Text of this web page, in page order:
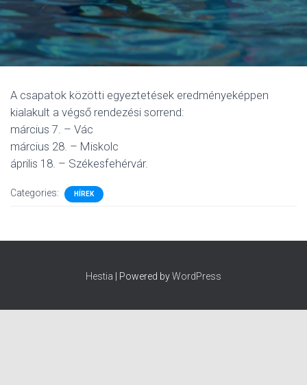
T
I
N
A csapatok közötti egyeztetések eredményeképpen
kialakult a végső rendezési sorrend:
március 7. – Vác
március 28. – Miskolc
április 18. – Székesfehérvár.
Categories: HÍREK
Hestia | Powered byWordPress